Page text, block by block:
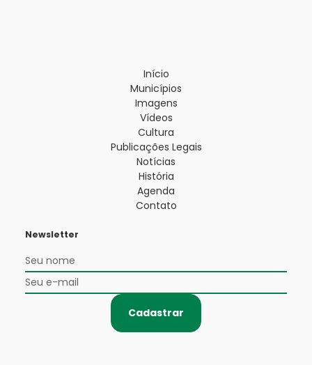
Início
Municípios
Imagens
Vídeos
Cultura
Publicações Legais
Notícias
História
Agenda
Contato
Newsletter
Cadastrar